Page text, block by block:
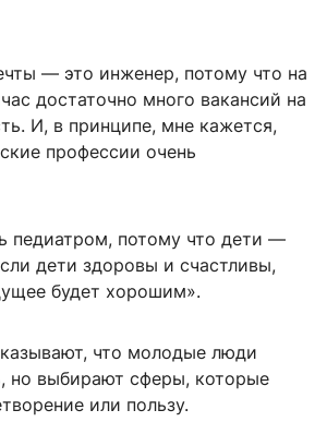
— это инженер, потому что на
достаточно много вакансий на
И, в принципе, мне кажется,
профессии очень
педиатром, потому что дети —
дети здоровы и счастливы,
будет хорошим».
что молодые люди
но выбирают сферы, которые
или пользу.